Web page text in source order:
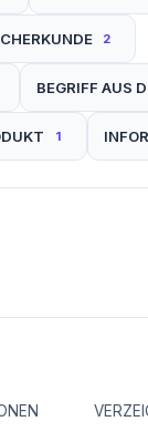
2
BEGRIFF AUS
1